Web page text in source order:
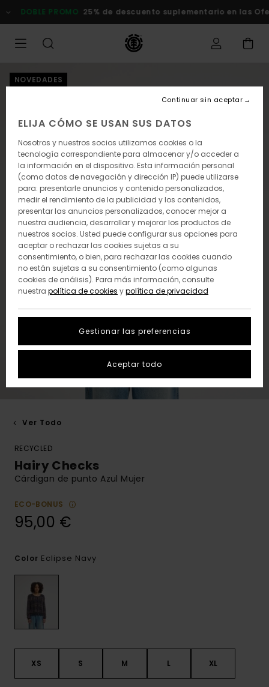
la
DOBLE PROMO 25% de descuento suplementario en las
NOVEDADES
Ver Todo
RECYCLED
Hairy Checks
Cárdigan de punto Azul Mujer
ECO-BONUS
95,00 €
Color Eclipse Navy
XS S M L XL
ELIJA CÓMO SE USAN SUS DATOS
Nosotros y nuestros socios utilizamos cookies o la
tecnología correspondiente para almacenar y/o acceder a
la información en el dispositivo. Esta información personal
(como datos de navegación y dirección IP) puede utilizarse
para: presentarle anuncios y contenido personalizados,
medir el rendimiento de la publicidad y los contenidos,
presentar las anuncios personalizados, conocer mejor a
nuestra audiencia, desarrollar y mejorar los productos de
nuestros socios. Usted puede configurar sus opciones para
aceptar o rechazar las cookies sujetas a su
consentimiento, o bien, para rechazar las cookies cuando
no están sujetas a su consentimiento (como algunas
cookies de análisis). Para más información, consulte
nuestra política de cookies ypolítica de privacidad
Gestionar las preferencias
Continuar sin aceptar
Aceptar todo